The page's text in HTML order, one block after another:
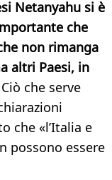
Netanyahu si è
che
non rimanga
altri Paesi, in
che serve
che «l’Italia e
possono essere